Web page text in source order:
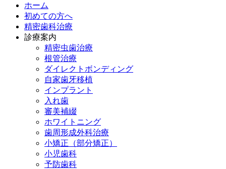
ホーム
初めての方へ
精密歯科治療
診療案内
精密虫歯治療
根管治療
ダイレクトボンディング
自家歯牙移植
インプラント
入れ歯
審美補綴
ホワイトニング
歯周形成外科治療
小矯正（部分矯正）
小児歯科
予防歯科